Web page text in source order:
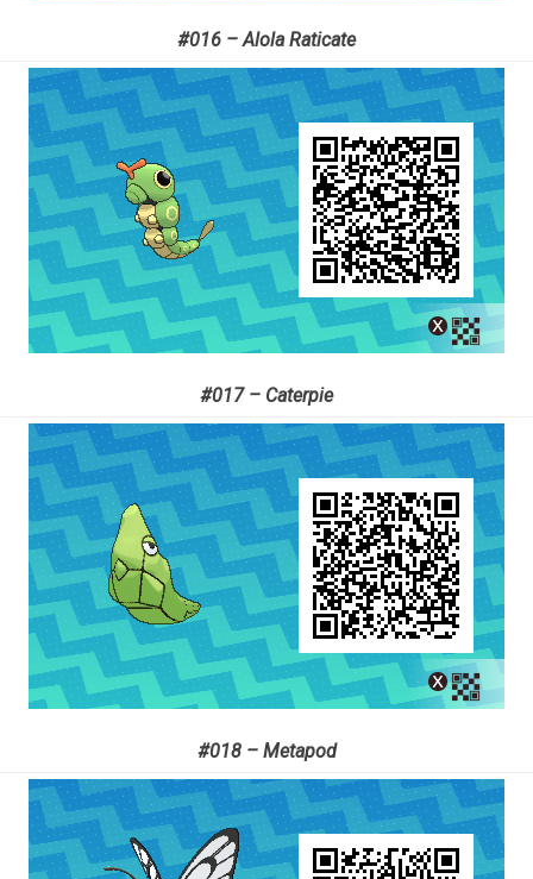
#016 – Alola Raticate
#017 – Caterpie
#018 – Metapod